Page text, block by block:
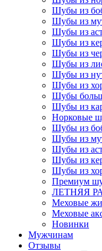
Шубы из
Шубы из
Шубы из
Шубы из
Шубы из
Шубы из
Шубы из
Шубы из
Шубы
Шубы из
Норковые
Шубы из
Шубы из
Шубы из
Шубы из
Шубы из
Премиум
ЛЕТНЯЯ
Меховые
Меховые
Новинки
Мужчинам
Отзывы